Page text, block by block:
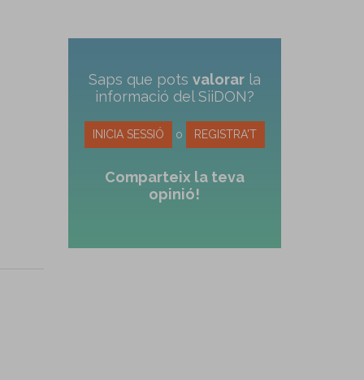
Saps que pots valorarla
informació del SiiDON?
INICIA SESSIÓ o REGISTRA'T
Comparteix la teva
opinió!